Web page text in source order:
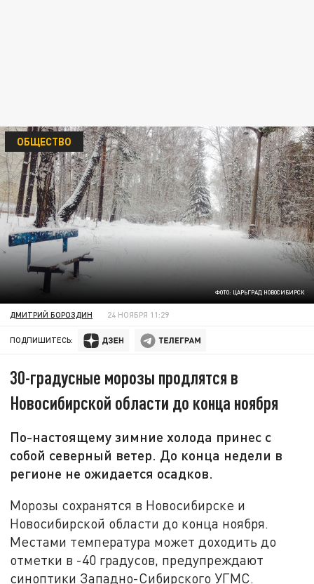
ФОТО: ЦАРЬГРАД НОВОСИБИРСК
ОБЩЕСТВО
ДМИТРИЙ БОРОЗДИН 24 НОЯБРЯ 11:29
ПОДПИШИТЕСЬ:
30-градусные морозы продлятся в
Новосибирской области до конца ноября
По-настоящему зимние холода принес с
собой северный ветер. До конца недели в
регионе не ожидается осадков.
Морозы сохранятся в Новосибирске и
Новосибирской области до конца ноября.
Местами температура может доходить до
отметки в -40 градусов, предупреждают
синоптики Западно-Сибирского УГМС.